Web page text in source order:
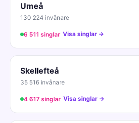
Umeå
130 224 invånare
6 511 singlar Visa singlar →
Skellefteå
35 516 invånare
4 617 singlar Visa singlar →